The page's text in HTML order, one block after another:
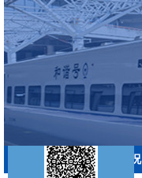
学校首页 学校概况